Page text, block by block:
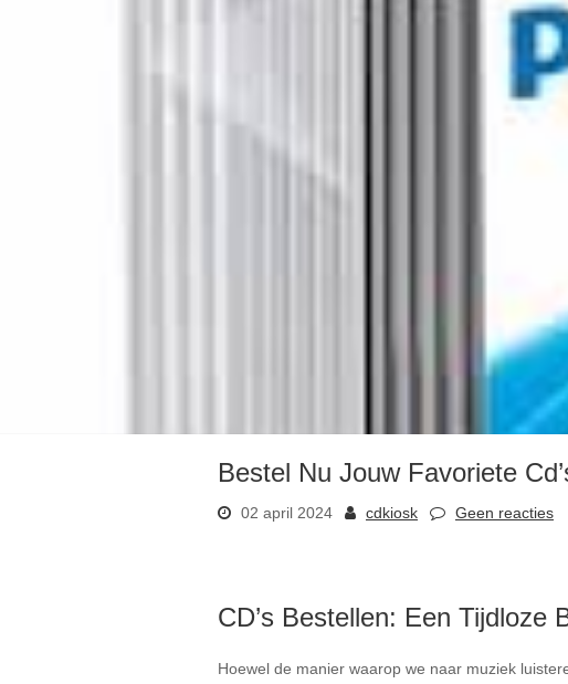
Bestel Nu Jouw Favoriete
02 april 2024 cdkiosk Geen reacties
CD’s Bestellen: Een Tijdloze
Hoewel de manier waarop we naar muziek